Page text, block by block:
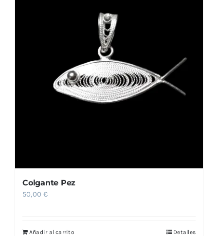
Colgante Pez
50,00€
Añadir al carrito Detalles